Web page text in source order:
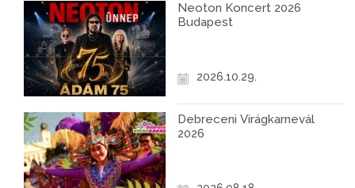
Neoton Koncert 2026
Budapest
2026.10.29.
Debreceni Virágkarnevál
2026